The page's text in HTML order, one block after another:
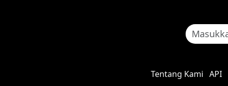
Tentang Kami API